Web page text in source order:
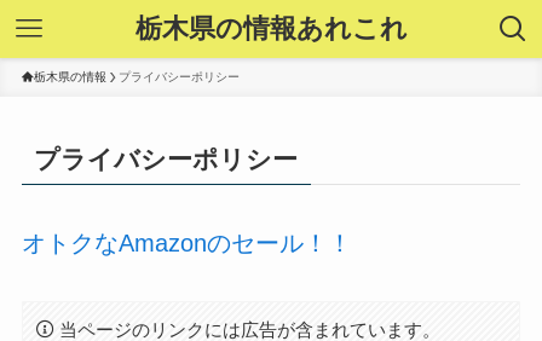
栃木県の情報あれこれ
栃木県の情報 プライバシーポリシー
プライバシーポリシー
オトクなAmazonのセール！！
当ページのリンクには広告が含まれています。